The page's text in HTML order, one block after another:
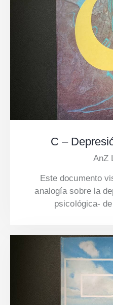
C –
AnZ
Este documento
analogía sobre la
psicológica-